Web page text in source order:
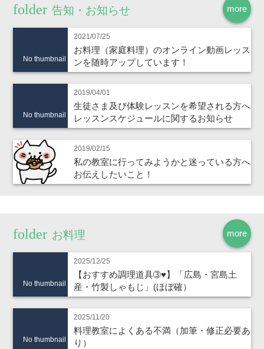
more
告知・お知らせ
No thumbnail
2021/07/25
お料理（家庭料理）のオンライン動画レッス
ンを随時アップしています！
No thumbnail
2019/04/01
生徒さま及び体験レッスンを希望される方へ
レッスンスケジュールに関するお知らせ
2019/02/15
私の教室に行ってみようかと迷っている方へ
お伝えしたいこと！
more
お料理
No thumbnail
2025/12/25
【おすすめ調理道具➂♥】「広島・宮島土
産・竹製しゃもじ」(ほぼ確）
No thumbnail
2025/11/20
料理教室によくある不満（加筆・修正必要あ
り）